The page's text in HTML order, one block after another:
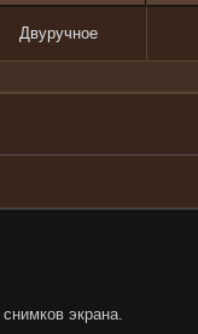
Двуручное
экрана.